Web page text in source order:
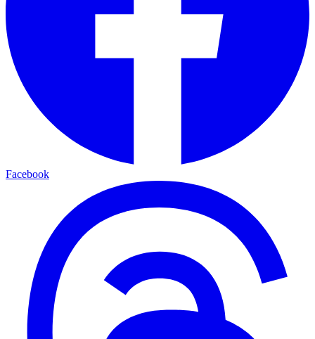
Facebook